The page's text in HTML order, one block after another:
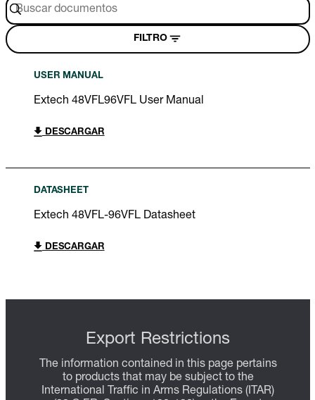
FILTRO
USER MANUAL
Extech 48VFL96VFL User Manual
DESCARGAR
DATASHEET
Extech 48VFL-96VFL Datasheet
DESCARGAR
Export Restrictions
The information contained in this page pertains
to products that may be subject to the
International Traffic in Arms Regulations (ITAR)